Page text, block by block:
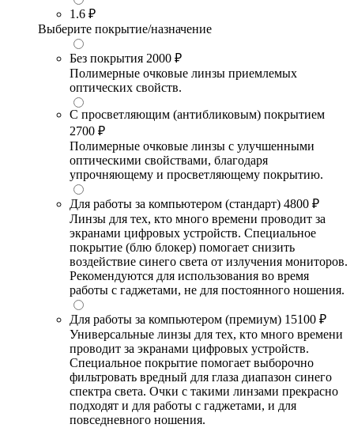
1.6 ₽
Выберите покрытие/назначение
Без покрытия 2000 ₽
Полимерные очковые линзы приемлемых
оптических свойств.
С просветляющим (антибликовым) покрытием
2700 ₽
Полимерные очковые линзы с улучшенными
оптическими свойствами, благодаря
упрочняющему и просветляющему покрытию.
Для работы за компьютером (стандарт) 4800 ₽
Линзы для тех, кто много времени проводит за
экранами цифровых устройств. Специальное
покрытие (блю блокер) помогает снизить
воздействие синего света от излучения мониторов.
Рекомендуются для использования во время
работы с гаджетами, не для постоянного ношения.
Для работы за компьютером (премиум) 15100 ₽
Универсальные линзы для тех, кто много времени
проводит за экранами цифровых устройств.
Специальное покрытие помогает выборочно
фильтровать вредный для глаза диапазон синего
спектра света. Очки с такими линзами прекрасно
подходят и для работы с гаджетами, и для
повседневного ношения.